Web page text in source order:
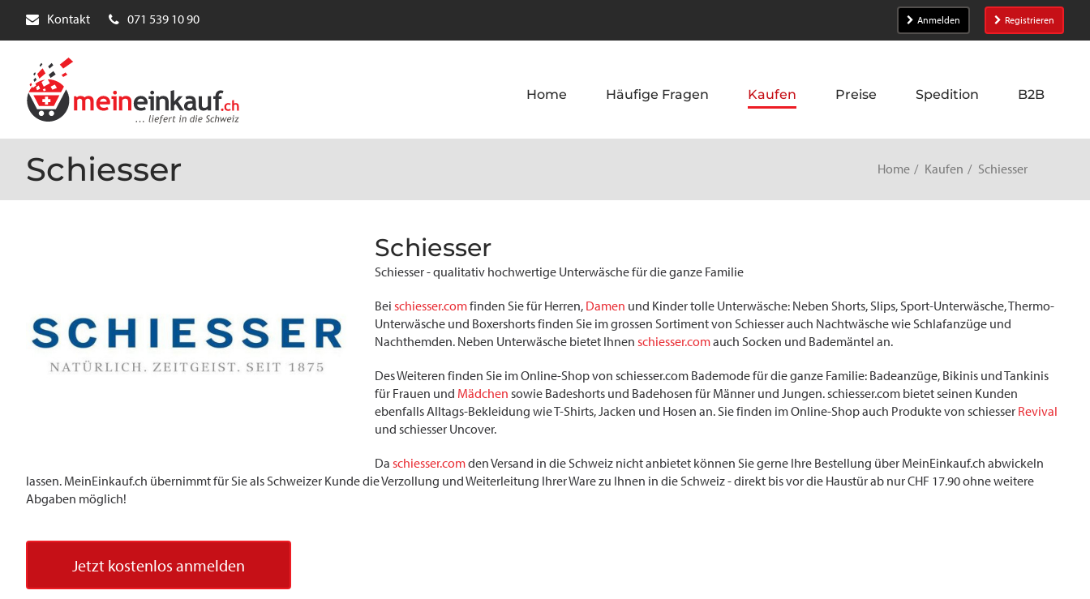
Kontakt 071 539 10 90 Anmelden Registrieren
Home Häufige Fragen Kaufen Preise Spedition B2B
Schiesser Home Kaufen Schiesser
Schiesser
Schiesser - qualitativ hochwertige Unterwäsche für die ganze Familie
Bei schiesser.comfinden Sie für Herren, Damen und Kinder tolle Unterwäsche: Neben Shorts, Slips, Sport-Unterwäsche, Thermo-
Unterwäsche und Boxershorts finden Sie im grossen Sortiment von Schiesser auch Nachtwäsche wie Schlafanzüge und
Nachthemden. Neben Unterwäsche bietet Ihnen schiesser.comauch Socken und Bademäntel an.
Des Weiteren finden Sie im Online-Shop von schiesser.com Bademode für die ganze Familie: Badeanzüge, Bikinis und Tankinis
für Frauen und Mädchen sowie Badeshorts und Badehosen für Männer und Jungen. schiesser.com bietet seinen Kunden
ebenfalls Alltags-Bekleidung wie T-Shirts, Jacken und Hosen an. Sie finden im Online-Shop auch Produkte von schiesser Revival
und schiesser Uncover.
Da schiesser.comden Versand in die Schweiz nicht anbietet können Sie gerne Ihre Bestellung über MeinEinkauf.ch abwickeln
lassen. MeinEinkauf.ch übernimmt für Sie als Schweizer Kunde die Verzollung und Weiterleitung Ihrer Ware zu Ihnen in die Schweiz - direkt bis vor die Haustür ab nur CHF 17.90 ohne weitere
Abgaben möglich!
Jetzt kostenlos anmelden